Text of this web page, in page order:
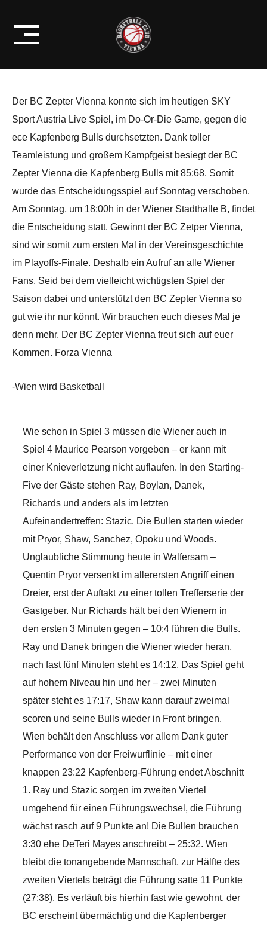
content
SOUVERÄNEN SIEG ERZWINGT
SPIEL 5 IN WIEN
Der BC Zepter Vienna konnte sich im heutigen SKY
Sport Austria Live Spiel, im Do-Or-Die Game, gegen die
ece Kapfenberg Bulls durchsetzten. Dank toller
Teamleistung und großem Kampfgeist besiegt der BC
Zepter Vienna die Kapfenberg Bulls mit 85:68. Somit
wurde das Entscheidungsspiel auf Sonntag verschoben.
Am Sonntag, um 18:00h in der Wiener Stadthalle B, findet
die Entscheidung statt. Gewinnt der BC Zetper Vienna,
sind wir somit zum ersten Mal in der Vereinsgeschichte
im Playoffs-Finale. Deshalb ein Aufruf an alle Wiener
Fans. Seid bei dem vielleicht wichtigsten Spiel der
Saison dabei und unterstützt den BC Zepter Vienna so
gut wie ihr nur könnt. Wir brauchen euch dieses Mal je
denn mehr. Der BC Zepter Vienna freut sich auf euer
Kommen. Forza Vienna
-Wien wird Basketball
Wie schon in Spiel 3 müssen die Wiener auch in
Spiel 4 Maurice Pearson vorgeben – er kann mit
einer Knieverletzung nicht auflaufen. In den Starting-
Five der Gäste stehen Ray, Boylan, Danek,
Richards und anders als im letzten
Aufeinandertreffen: Stazic. Die Bullen starten wieder
mit Pryor, Shaw, Sanchez, Opoku und Woods.
Unglaubliche Stimmung heute in Walfersam –
Quentin Pryor versenkt im allerersten Angriff einen
Dreier, erst der Auftakt zu einer tollen Trefferserie der
Gastgeber. Nur Richards hält bei den Wienern in
den ersten 3 Minuten gegen – 10:4 führen die Bulls.
Ray und Danek bringen die Wiener wieder heran,
nach fast fünf Minuten steht es 14:12. Das Spiel geht
auf hohem Niveau hin und her – zwei Minuten
später steht es 17:17, Shaw kann darauf zweimal
scoren und seine Bulls wieder in Front bringen.
Wien behält den Anschluss vor allem Dank guter
Performance von der Freiwurflinie – mit einer
knappen 23:22 Kapfenberg-Führung endet Abschnitt
1. Ray und Stazic sorgen im zweiten Viertel
umgehend für einen Führungswechsel, die Führung
wächst rasch auf 9 Punkte an! Die Bullen brauchen
3:30 ehe DeTeri Mayes anschreibt – 25:32. Wien
bleibt die tonangebende Mannschaft, zur Hälfte des
zweiten Viertels beträgt die Führung satte 11 Punkte
(27:38). Es verläuft bis hierhin fast wie gewohnt, der
BC erscheint übermächtig und die Kapfenberger